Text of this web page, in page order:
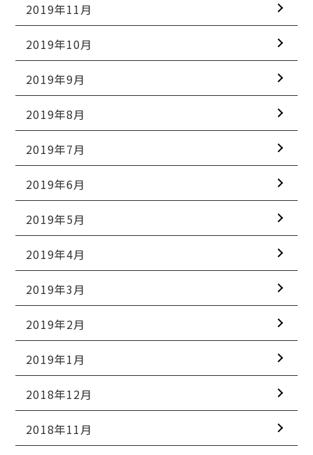
2019年11月
2019年10月
2019年9月
2019年8月
2019年7月
2019年6月
2019年5月
2019年4月
2019年3月
2019年2月
2019年1月
2018年12月
2018年11月